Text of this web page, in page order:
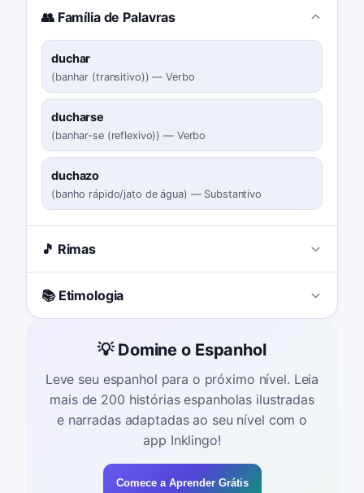
👥 Família de Palavras
duchar
(banhar (transitivo)) —Verbo
ducharse
(banhar-se (reflexivo)) — Verbo
duchazo
(banho rápido/jato de água) — Substantivo
🎵 Rimas
📚 Etimologia
💡 Domine o Espanhol
Leve seu espanhol para o próximo nível. Leia
mais de 200 histórias espanholas ilustradas
e narradas adaptadas ao seu nível com o
app Inklingo!
Comece a Aprender Grátis